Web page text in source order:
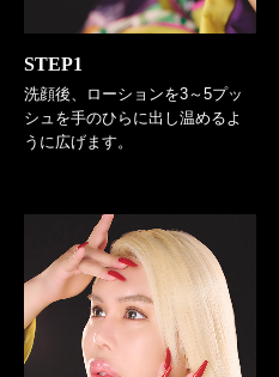
STEP1
洗顔後、ローションを3～5プッ
シュを手のひらに出し温めるよ
うに広げます。